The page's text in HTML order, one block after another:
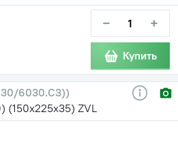
− +
Купить
6030.С3))
ZVL